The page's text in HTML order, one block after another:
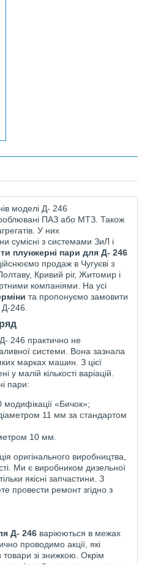
моделі Д- 246
ПАЗ або МТЗ. Також
У них
сумісні з системами ЗиЛ і
плунжерні пари для Д- 246
продаж в Чугуєві з
Кривий ріг, Житомир і
компаніями. На усі
та пропонуємо замовити
246.
246 практично не
системи. Вона зазнала
марках машин. З цієї
малій кількості варіацій.
пари:
«Бичок»;
11 мм за стандартом
10 мм.
оригінального виробництва,
Ми є виробником дизельної
якісні запчастини. З
провести ремонт згідно з
Д- 246 варіюються в межах
проводимо акції, які
товари зі знижкою. Окрім